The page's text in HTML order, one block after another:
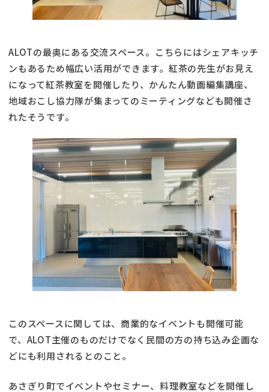
ALOTの最奥にある交流スペース。こちらにはシェアキッチ
ンもあるため幅広い活用ができます。紅茶の先生がお見え
になって紅茶教室を開催したり、かんたん動画編集講座、
地域おこし協力隊が集まってのミーティングなども開催さ
れたそうです。
このスペースに関しては、商業的なイベントも開催可能
で、ALOT主催のものだけでなく民間の方の持ち込み企画な
どにも利用されるとのこと。
あさぎり町でイベントやセミナー、料理教室などを開催し